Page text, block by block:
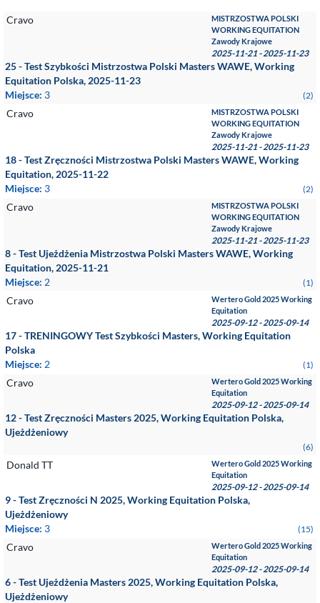
Cravo
MISTRZOSTWA POLSKI
WORKING EQUITATION
Zawody Krajowe
2025-11-21 - 2025-11-23
25 - Test Szybkości Mistrzostwa Polski Masters WAWE, Working
Equitation Polska, 2025-11-23
Miejsce: 3 (2)
Cravo
MISTRZOSTWA POLSKI
WORKING EQUITATION
Zawody Krajowe
2025-11-21 - 2025-11-23
18 - Test Zręczności Mistrzostwa Polski Masters WAWE, Working
Equitation, 2025-11-22
Miejsce: 3 (2)
Cravo
MISTRZOSTWA POLSKI
WORKING EQUITATION
Zawody Krajowe
2025-11-21 - 2025-11-23
8 - Test Ujeżdżenia Mistrzostwa Polski Masters WAWE, Working
Equitation, 2025-11-21
Miejsce: 2 (1)
Cravo
Wertero Gold 2025 Working
Equitation
2025-09-12 - 2025-09-14
17 - TRENINGOWY Test Szybkości Masters, Working Equitation
Polska
Miejsce: 2 (1)
Cravo
Wertero Gold 2025 Working
Equitation
2025-09-12 - 2025-09-14
12 - Test Zręczności Masters 2025, Working Equitation Polska,
Ujeżdżeniowy
(6)
Donald TT
Wertero Gold 2025 Working
Equitation
2025-09-12 - 2025-09-14
9 - Test Zręczności N 2025, Working Equitation Polska,
Ujeżdżeniowy
Miejsce: 3 (15)
Cravo
Wertero Gold 2025 Working
Equitation
2025-09-12 - 2025-09-14
6 - Test Ujeżdżenia Masters 2025, Working Equitation Polska,
Ujeżdżeniowy